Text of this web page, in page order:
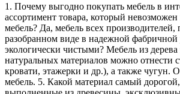
1. Почему выгодно покупать мебель в
ассортимент товара, который
мебель? Да, мебель всех
разобранном виде в надежной фабричной
экологически чистыми? Мебель из
натуральных материалов можно отнести
кровати, этажерки и др.), а также чугун.
мебель. 5. Какой материал самый